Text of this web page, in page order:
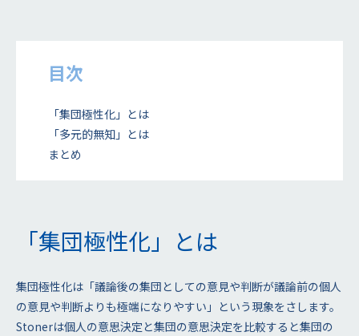
目次
「集団極性化」とは
「多元的無知」とは
まとめ
「集団極性化」とは
集団極性化は「議論後の集団としての意見や判断が議論前の個人
の意見や判断よりも極端になりやすい」という現象をさします。
Stonerは個人の意思決定と集団の意思決定を比較すると集団の